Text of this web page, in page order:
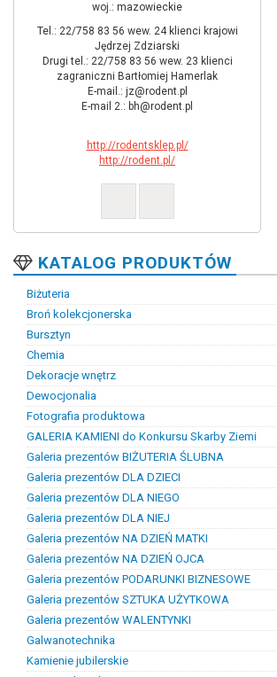
woj.: mazowieckie
Tel.: 22/758 83 56 wew. 24 klienci krajowi
Jędrzej Zdziarski
Drugi tel.: 22/758 83 56 wew. 23 klienci
zagraniczni Bartłomiej Hamerlak
E-mail.: jz@rodent.pl
E-mail 2.: bh@rodent.pl
http://rodentsklep.pl/
http://rodent.pl/
KATALOG PRODUKTÓW
Biżuteria
Artystyczna biżuteria srebrna
Biżuteria damska
Biżuteria dawna
Biżuteria dziecięca
Biżuteria inteligentna
Biżuteria miejska
Biżuteria męska
Biżuteria na zamówienie
Biżuteria rodowa
Biżuteria sakralna
Biżuteria srebrna
Biżuteria stalowa
Biżuteria stomatologiczna
Biżuteria sztuczna
Biżuteria unikatowa
Biżuteria z bursztynem
Biżuteria z diamentami
Biżuteria złota
Biżuteria ślubna
Obrączki ślubne
Broń kolekcjonerska
Bursztyn
Chemia
Chemia złotnicza
Ciecze probiercze
Kleje
Pasty i proszki do lutowania
Dekoracje wnętrz
Figurki
Lampy i plafony
Świeczniki
Dewocjonalia
Fotografia produktowa
GALERIA KAMIENI do Konkursu Skarby Ziemi
Galeria prezentów BIŻUTERIA ŚLUBNA
Galeria prezentów DLA DZIECI
Prezenty na chrzest i narodziny dzieci
Prezenty na komunię
Galeria prezentów DLA NIEGO
Galeria prezentów DLA NIEJ
Galeria prezentów NA DZIEŃ MATKI
Galeria prezentów NA DZIEŃ OJCA
Galeria prezentów PODARUNKI BIZNESOWE
Galeria prezentów SZTUKA UŻYTKOWA
Galeria prezentów WALENTYNKI
Galwanotechnika
kąpiele
osprzęt
Kamienie jubilerskie